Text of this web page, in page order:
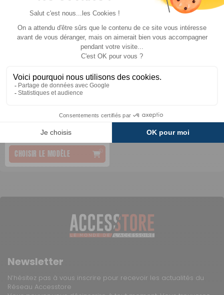
Batterie Lithium Portable
GYS
249 €TTC
CHOISIR LE MODÈLE
Newsletter
N’hésitez pas à vous inscrire pour recevoir les actualités du
Réseau Accesstore